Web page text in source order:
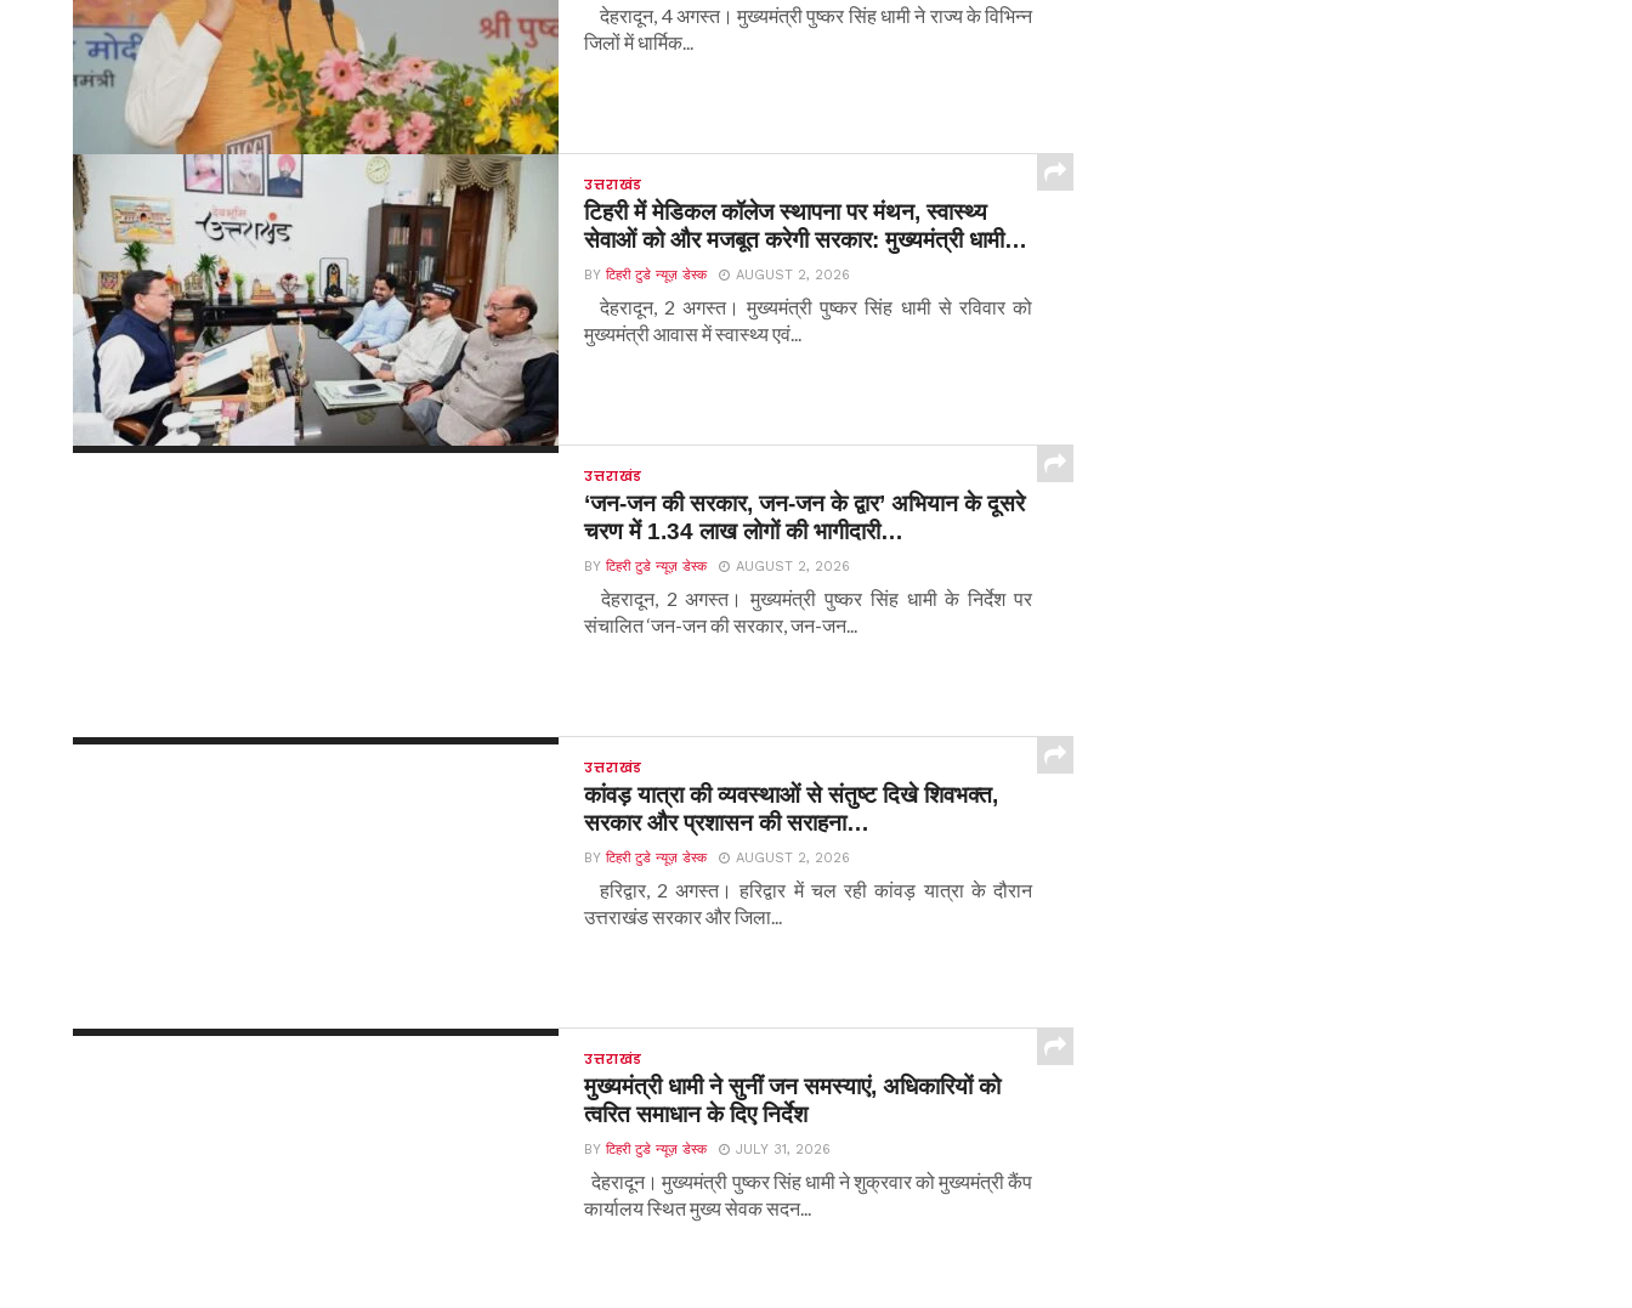
देहरादून, 4 अगस्त। मुख्यमंत्री पुष्कर सिंह धामी ने राज्य के विभिन्न
जिलों में धार्मिक...
उत्तराखंड
टिहरी में मेडिकल कॉलेज स्थापना पर मंथन, स्वास्थ्य
सेवाओं को और मजबूत करेगी सरकार: मुख्यमंत्री धामी…
BYटिहरी टुडे न्यूज़ डेस्क AUGUST 2, 2026
देहरादून, 2 अगस्त। मुख्यमंत्री पुष्कर सिंह धामी से रविवार को
मुख्यमंत्री आवास में स्वास्थ्य एवं...
उत्तराखंड
‘जन-जन की सरकार, जन-जन के द्वार’ अभियान के दूसरे
चरण में 1.34 लाख लोगों की भागीदारी…
BYटिहरी टुडे न्यूज़ डेस्क AUGUST 2, 2026
देहरादून, 2 अगस्त। मुख्यमंत्री पुष्कर सिंह धामी के निर्देश पर
संचालित ‘जन-जन की सरकार, जन-जन...
उत्तराखंड
कांवड़ यात्रा की व्यवस्थाओं से संतुष्ट दिखे शिवभक्त,
सरकार और प्रशासन की सराहना…
BYटिहरी टुडे न्यूज़ डेस्क AUGUST 2, 2026
हरिद्वार, 2 अगस्त। हरिद्वार में चल रही कांवड़ यात्रा के दौरान
उत्तराखंड सरकार और जिला...
उत्तराखंड
मुख्यमंत्री धामी ने सुनीं जन समस्याएं, अधिकारियों को
त्वरित समाधान के दिए निर्देश
BYटिहरी टुडे न्यूज़ डेस्क JULY 31, 2026
देहरादून। मुख्यमंत्री पुष्कर सिंह धामी ने शुक्रवार को मुख्यमंत्री कैंप
कार्यालय स्थित मुख्य सेवक सदन...